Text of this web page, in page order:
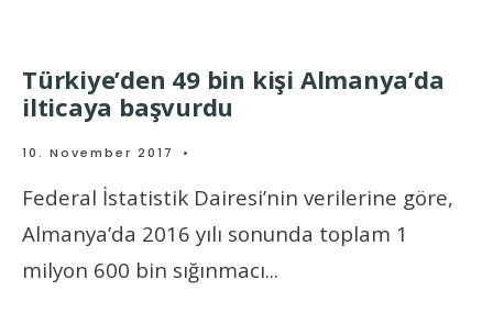
Türkiye’den 49 bin kişi Almanya’da
ilticaya başvurdu
10. November 2017 •
Federal İstatistik Dairesi’nin verilerine göre,
Almanya’da 2016 yılı sonunda toplam 1
milyon 600 bin sığınmacı...